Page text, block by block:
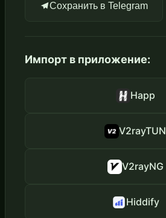
Сохранить в Telegram
Импорт в приложение:
Happ
V2rayTUN
V2rayNG
Hiddify